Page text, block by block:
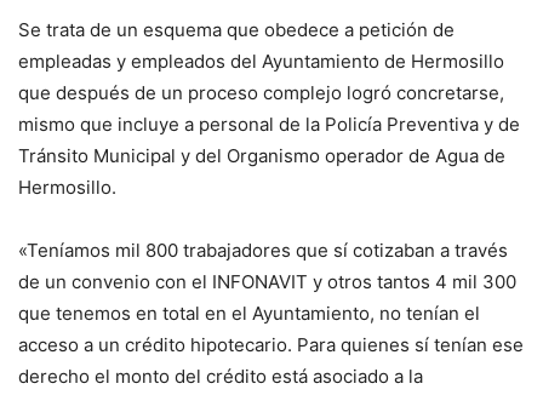
Se trata de un esquema que obedece a petición de
empleadas y empleados del Ayuntamiento de Hermosillo
que después de un proceso complejo logró concretarse,
mismo que incluye a personal de la Policía Preventiva y de
Tránsito Municipal y del Organismo operador de Agua de
Hermosillo.
«Teníamos mil 800 trabajadores que sí cotizaban a través
de un convenio con el INFONAVIT y otros tantos 4 mil 300
que tenemos en total en el Ayuntamiento, no tenían el
acceso a un crédito hipotecario. Para quienes sí tenían ese
derecho el monto del crédito está asociado a la